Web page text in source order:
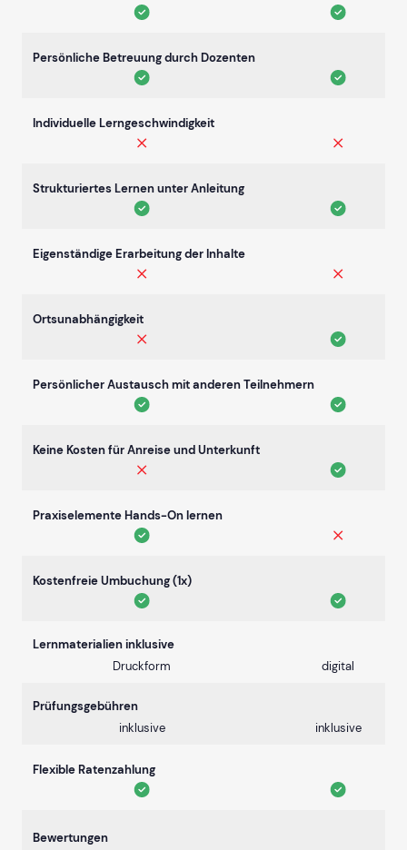
Persönliche Betreuung durch Dozenten
Individuelle Lerngeschwindigkeit
Strukturiertes Lernen unter Anleitung
Eigenständige Erarbeitung der Inhalte
Ortsunabhängigkeit
Persönlicher Austausch mit anderen Teilnehmern
Keine Kosten für Anreise und Unterkunft
Praxiselemente Hands-On lernen
Kostenfreie Umbuchung (1x)
Lernmaterialien inklusive
Druckform
digital
Prüfungsgebühren
inklusive
inklusive
Flexible Ratenzahlung
Bewertungen